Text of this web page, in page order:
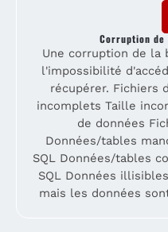
Corruption de
Une corruption de la
l'impossibilité
récupérer. Fichiers
incomplets Taille
de données
Données/tables
SQL Données/tables
SQL Données
mais les données